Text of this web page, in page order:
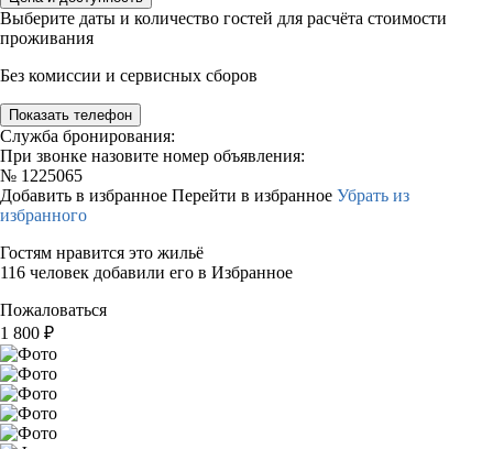
Выберите даты и количество гостей для расчёта стоимости
проживания
Без комиссии и сервисных сборов
Показать телефон
Служба бронирования:
При звонке назовите номер объявления:
№ 1225065
Добавить в избранное Перейти в избранное Убрать из
избранного
Гостям нравится это жильё
116 человек добавили его в Избранное
Пожаловаться
1 800 ₽